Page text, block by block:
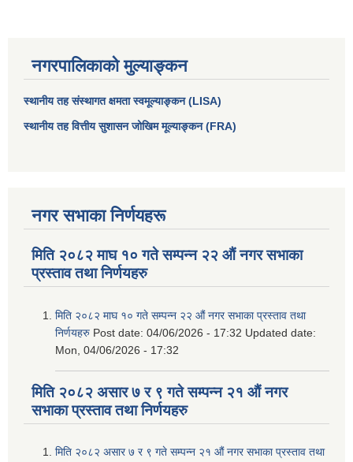
नगरपालिकाको मुल्याङ्कन
स्थानीय तह संस्थागत क्षमता स्वमूल्याङ्कन (LISA)
स्थानीय तह वित्तीय सुशासन जोखिम मूल्याङ्कन (FRA)
नगर सभाका निर्णयहरू
मिति २०८२ माघ १० गते सम्पन्न २२ औं नगर सभाका
प्रस्ताव तथा निर्णयहरु
मिति २०८२ माघ १० गते सम्पन्न २२ औं नगर सभाका प्रस्ताव तथा
निर्णयहरु Post date: 04/06/2026 - 17:32 Updated date:
Mon, 04/06/2026 - 17:32
मिति २०८२ असार ७ र ९ गते सम्पन्न २१ औं नगर
सभाका प्रस्ताव तथा निर्णयहरु
मिति २०८२ असार ७ र ९ गते सम्पन्न २१ औं नगर सभाका प्रस्ताव तथा